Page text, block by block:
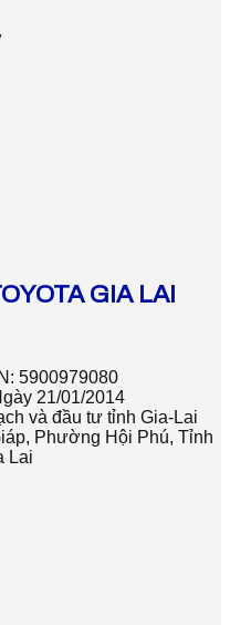
GIA LAI
5900979080
21/01/2014
và đầu tư tỉnh Gia-Lai
Phường Hội Phú, Tỉnh
Lai